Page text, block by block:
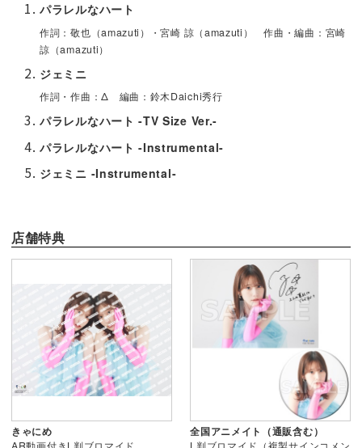
パラレルなハート
作詞：敬也（amazuti）・宮崎 諒（amazuti） 作曲・編曲：宮崎
諒（amazuti）
ジェミニ
作詞・作曲：Δ 編曲：鈴木Daichi秀行
パラレルなハート -TV Size Ver.-
パラレルなハート -Instrumental-
ジェミニ -Instrumental-
店舗特典
きゃにめ
全国アニメイト（通販含む）